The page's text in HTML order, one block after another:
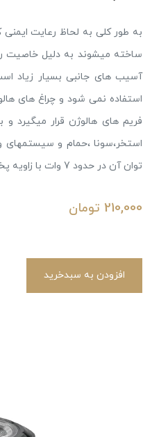
ساخته میشوند به دلیل خاصیت
توان آن در حدود 7 وات با زاویه پخش 120 درجه میباشد.
210,000 تومان
افزودن به سبدخرید